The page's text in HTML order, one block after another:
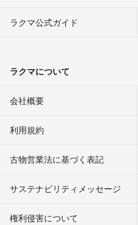
ラクマ公式ガイド
ラクマについて
会社概要
利用規約
古物営業法に基づく表記
サステナビリティメッセージ
権利侵害について